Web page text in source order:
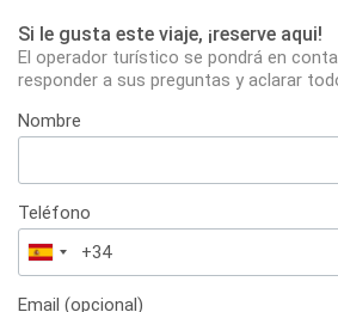
Si le gusta este viaje, ¡reserve aqui!
El operador turístico se pondrá en
responder a sus preguntas y aclarar
Nombre
Teléfono
España
+34
Email (opcional)